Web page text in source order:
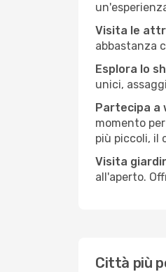
Visita le
abbastanza
Esplora lo
unici,
Partecipa a
momento
più piccoli, il
Visita
all'aperto.
Città più